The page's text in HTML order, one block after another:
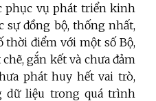
phục vụ phát triển kinh
sự đồng bộ, thống nhất,
thời điểm với một số Bộ,
gắn kết và chưa đảm
phát huy hết vai trò,
dữ liệu trong quá trình